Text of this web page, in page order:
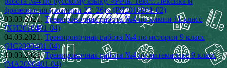
фразеология (позиции 22–26)» (РЯ2010901-02)
03.03.2021. Тренировочная работа №4 по химии 11 класс
(ХИ2010401-04)
04.03.2021. Тренировочная работа №4 по истории 9 класс
(ИС2090401-04)
10.03.2021.Тренировочная работа №4 по математике 9 класс
(МА2090401-04)